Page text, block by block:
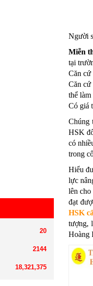
20
2144
18,321,375
Người
Miễn
tại
Căn cứ
Căn cứ
thể
Có giá
Chúng
HSK
có
trong
Hiểu
lực
lên
đạt
HSK
tượng,
Hoàng